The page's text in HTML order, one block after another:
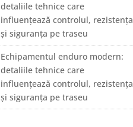
detaliile tehnice care
influențează controlul, rezistența
și siguranța pe traseu
Echipamentul enduro modern:
detaliile tehnice care
influențează controlul, rezistența
și siguranța pe traseu